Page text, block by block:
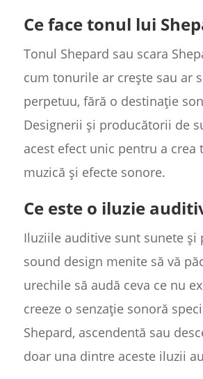
Ce face tonul lui
Tonul Shepard sau scara
cum tonurile ar crește sau ar
perpetuu, fără o destinație
Designerii și producătorii de
acest efect unic pentru a crea
muzică și efecte sonore.
Ce este o iluzie
Iluziile auditive sunt sunete și
sound design menite să vă
urechile să audă ceva ce nu
creeze o senzație sonoră
Shepard, ascendentă sau
doar una dintre aceste iluzii